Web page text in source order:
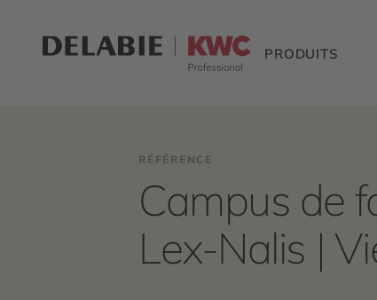
PRODUITS
RÉFÉRENCE
Campus de
Lex-Nalis |